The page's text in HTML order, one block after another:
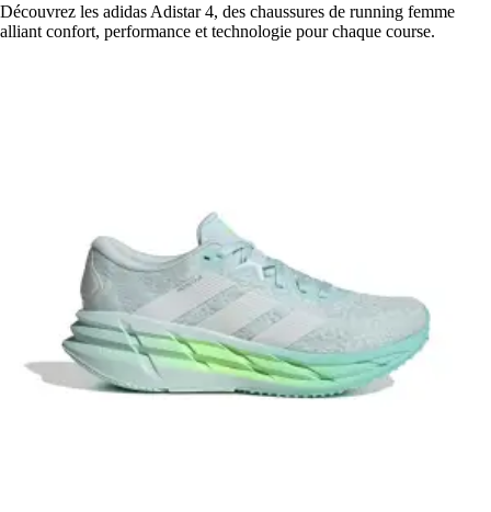
Découvrez les adidas Adistar 4, des chaussures de running femme
alliant confort, performance et technologie pour chaque course.